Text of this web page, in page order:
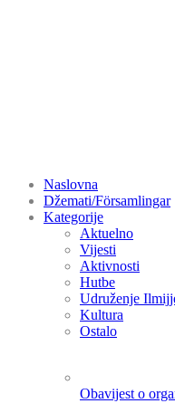
Naslovna
Džemati/Församlingar
Kategorije
Aktuelno
Vijesti
Aktivnosti
Hutbe
Udruženje
Kultura
Ostalo
Obavijest o